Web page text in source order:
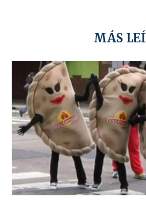
MÁS